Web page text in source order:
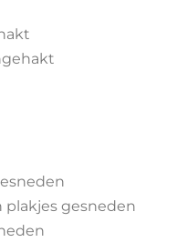
plakjes gesneden